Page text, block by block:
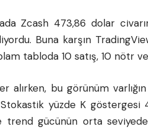
Zcash 473,86 dolar
Buna karşın
tabloda 10 satış, 10 nötr
alırken, bu görünüm
yüzde K göstergesi
trend gücünün orta